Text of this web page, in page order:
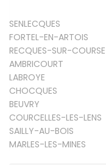
SENLECQUES
FORTEL-EN-ARTOIS
RECQUES-SUR-COURSE
AMBRICOURT
LABROYE
CHOCQUES
BEUVRY
COURCELLES-LES-LENS
SAILLY-AU-BOIS
MARLES-LES-MINES